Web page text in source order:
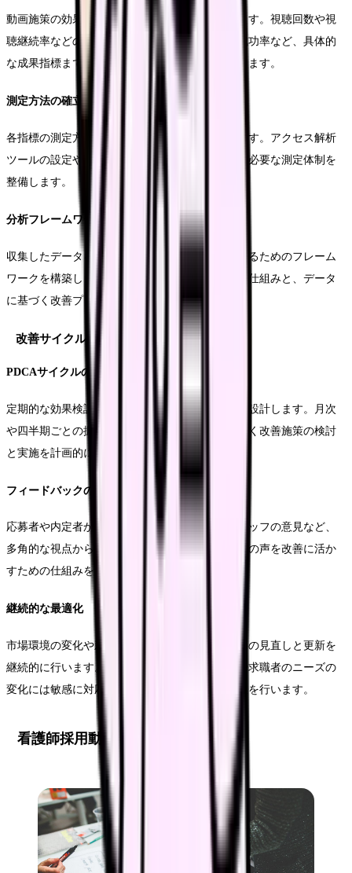
動画施策の効果を測定するための指標を設定します。視聴回数や視
聴継続率などの基本指標に加え、応募数や採用成功率など、具体的
な成果指標まで含めた総合的な評価基準を設定します。
測定方法の確立
各指標の測定方法と収集するデータを明確にします。アクセス解析
ツールの設定や、応募者アンケートの設計など、必要な測定体制を
整備します。
分析フレームワークの構築
収集したデータを効果的に分析し、改善につなげるためのフレーム
ワークを構築します。定期的なレポーティングの仕組みと、データ
に基づく改善プロセスを確立します。
改善サイクルの確立
PDCAサイクルの設計
定期的な効果検証と改善を行うためのサイクルを設計します。月次
や四半期ごとの振り返りを設定し、データに基づく改善施策の検討
と実施を計画的に進めます。
フィードバックの収集
応募者や内定者からのフィードバック、現場スタッフの意見など、
多角的な視点からの情報収集を行います。これらの声を改善に活か
すための仕組みを整備します。
継続的な最適化
市場環境の変化や新たなトレンドを踏まえ、戦略の見直しと更新を
継続的に行います。特に、テクノロジーの進化や求職者のニーズの
変化には敏感に対応し、必要な施策の追加や修正を行います。
看護師採用動画の制作実践ガイド